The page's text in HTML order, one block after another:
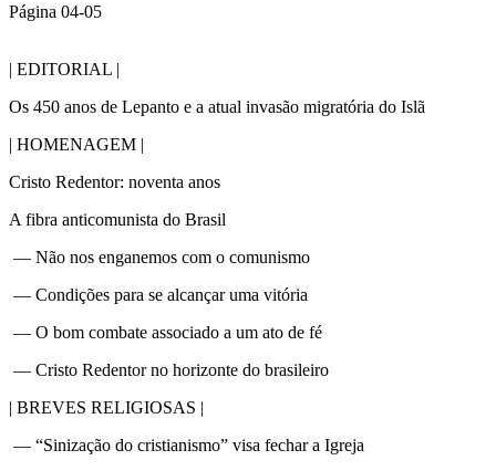
Página 04-05
| EDITORIAL |
Os 450 anos de Lepanto e a atual invasão migratória do Islã
| HOMENAGEM |
Cristo Redentor: noventa anos
A fibra anticomunista do Brasil
— Não nos enganemos com o comunismo
— Condições para se alcançar uma vitória
— O bom combate associado a um ato de fé
— Cristo Redentor no horizonte do brasileiro
| BREVES RELIGIOSAS |
— “Sinização do cristianismo” visa fechar a Igreja